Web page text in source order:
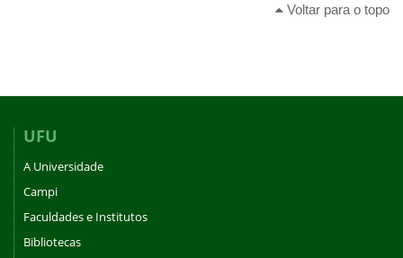
Voltar para o topo
UFU
A Universidade
Campi
Faculdades e Institutos
Bibliotecas